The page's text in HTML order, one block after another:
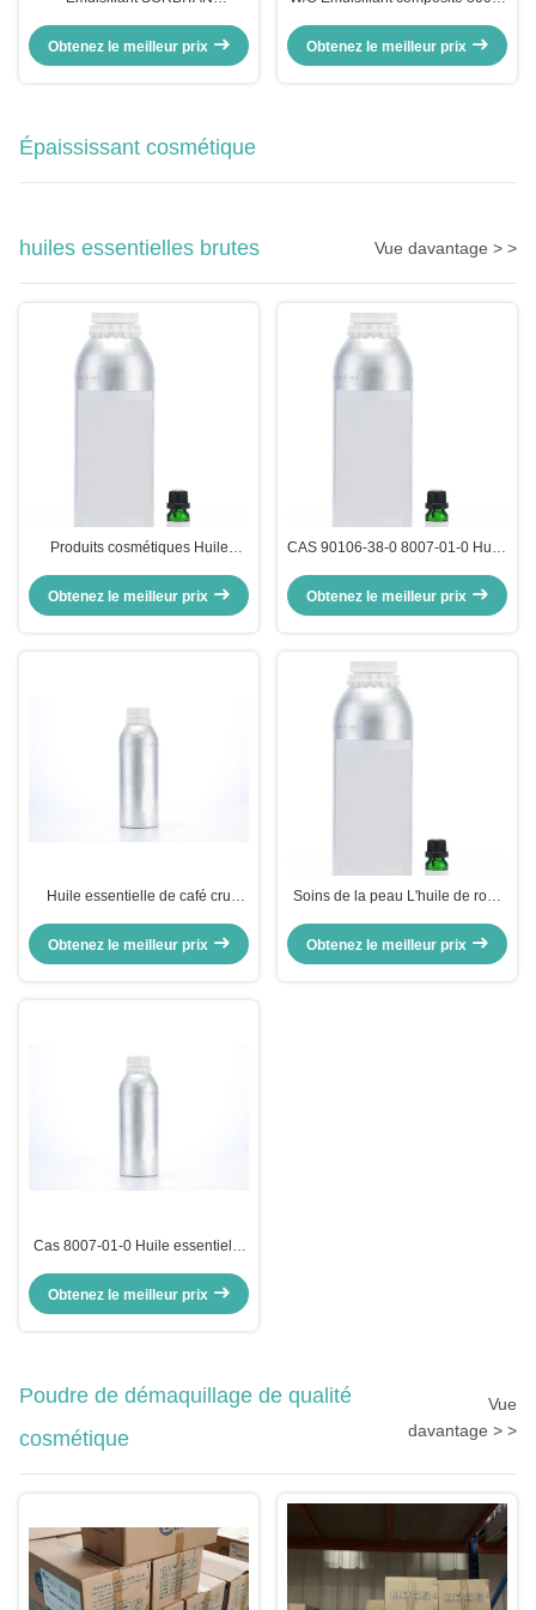
Obtenez le meilleur prix
DIPOLYHYDROXYSTÉARATE
Obtenez le meilleur prix
Épaississant cosmétique
huiles essentielles brutes Vue davantage > >
Produits cosmétiques Huile
essentielle pure de Perilla
Ocymoides Extrait de feuille
Obtenez le meilleur prix
CAS 90106-38-0 8007-01-0 Huile
Damas
Obtenez le meilleur prix
Huile essentielle de café cru
graines de café CAS 8001-67-0
Obtenez le meilleur prix
Soins de la peau L'huile de rose
pour l'aromathérapie
Obtenez le meilleur prix
Cas 8007-01-0 Huile essentielle
rose Parfum
Obtenez le meilleur prix
Poudre de démaquillage de qualité
cosmétique
Vue
davantage > >